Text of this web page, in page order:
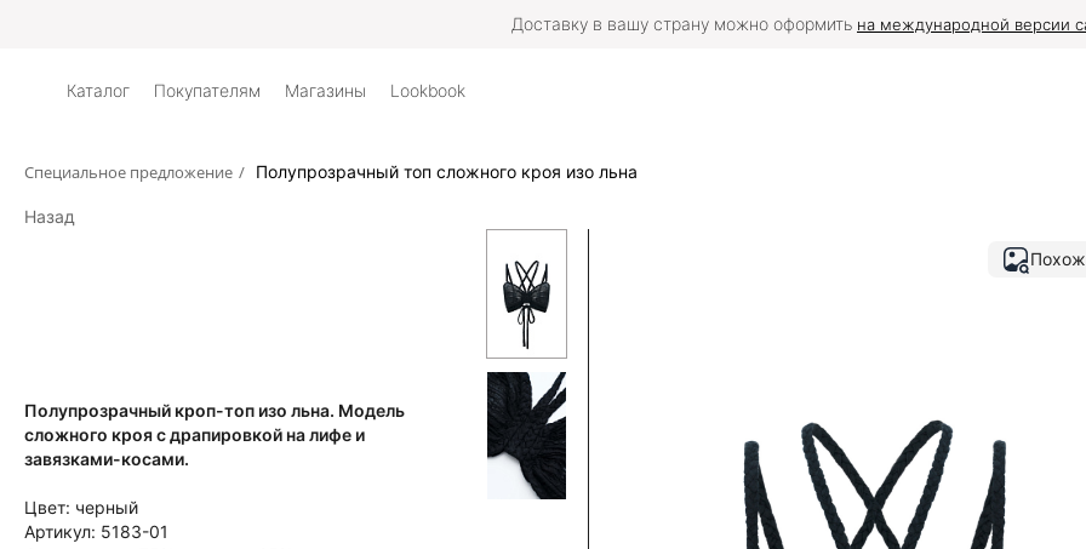
Доставку в вашу страну можно оформить на международной версии
Каталог Покупателям Магазины Lookbook
Специальное предложение / Полупрозрачный топ сложного кроя изо льна
Назад
Полупрозрачный кроп-топ изо льна. Модель
сложного кроя с драпировкой на лифе и
завязками-косами.
Цвет: черный
Артикул: 5183-01